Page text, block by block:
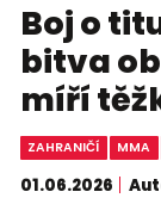
Boj o
bitva
míří
ZAHRANIČÍ MMA
01.06.2026